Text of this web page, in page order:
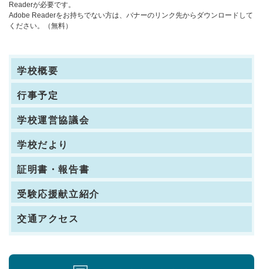
Readerが必要です。
Adobe Readerをお持ちでない方は、バナーのリンク先からダウンロードして
ください。（無料）
学校概要
行事予定
学校運営協議会
学校だより
証明書・報告書
受験応援献立紹介
交通アクセス